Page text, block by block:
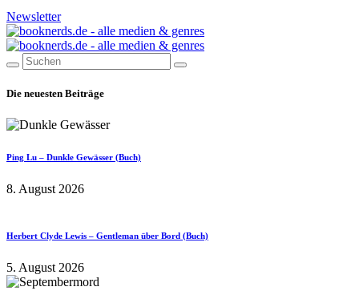
Newsletter
Die neuesten Beiträge
Ping Lu – Dunkle Gewässer (Buch)
8. August 2026
Herbert Clyde Lewis – Gentleman über Bord (Buch)
5. August 2026